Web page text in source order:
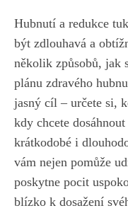
Hubnutí⁤ a redukce⁤
být zdlouhavá a
několik způsobů,‍ jak
‌plánu‌ zdravého
jasný cíl – určete si,
kdy chcete
krátkodobé i
vám​ nejen pomůže
poskytne pocit
blízko⁤ k‍ dosažení